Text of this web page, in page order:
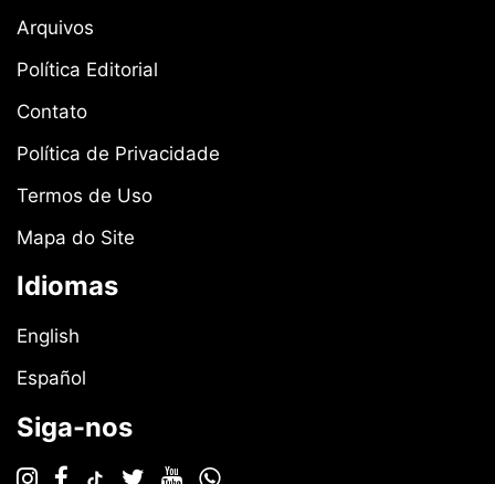
Arquivos
Política Editorial
Contato
Política de Privacidade
Termos de Uso
Mapa do Site
Idiomas
English
Español
Siga-nos